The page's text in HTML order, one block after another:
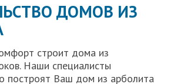
ДОМОВ ИЗ
строит дома из
Наши специалисты
построят Ваш дом из арболита